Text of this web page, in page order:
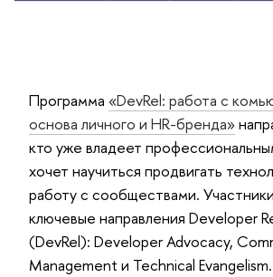
Программа «DevRel: работа с
основа личного и HR-бренда»
кто уже владеет
хочет научиться продвигать
работу с сообществами.
ключевые направления Developer
(DevRel): Developer Advocacy,
Management и Technical